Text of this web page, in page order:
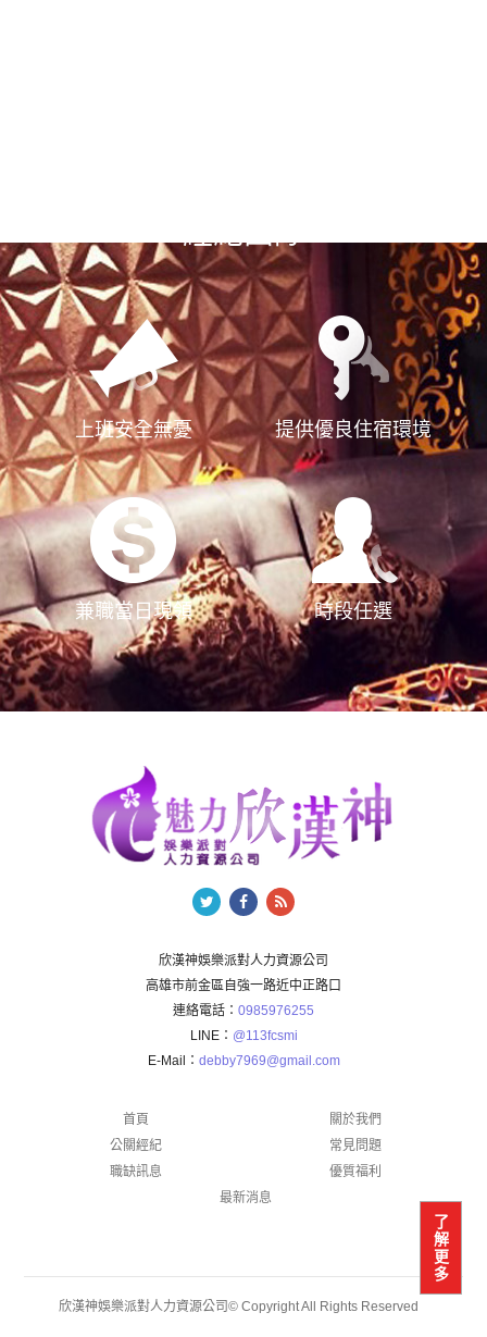
經紀團隊
上班安全無憂 提供優良住宿環境
兼職當日現領 時段任選
了
解
更
多
欣漢神娛樂派對人力資源公司
高雄市前金區自強一路近中正路口
連絡電話： 0985976255
LINE： @113fcsmi
E-Mail： debby7969@gmail.com
首頁
關於我們
公關經紀
常見問題
職缺訊息
優質福利
最新消息
欣漢神娛樂派對人力資源公司© Copyright All Rights Reserved